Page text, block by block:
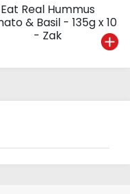
Eat Real Hummus
& Basil - 135g x 10
- Zak